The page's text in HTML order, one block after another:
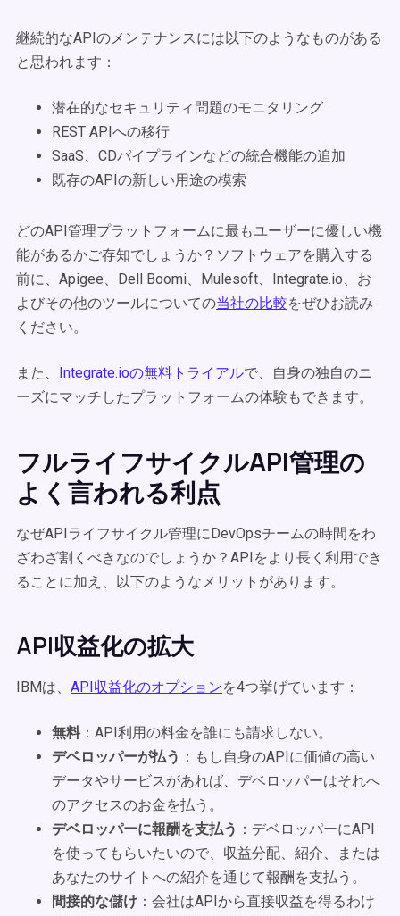
継続的なAPIのメンテナンスには以下のようなものがある
と思われます：
潜在的なセキュリティ問題のモニタリング
REST APIへの移行
SaaS、CDパイプラインなどの統合機能の追加
既存のAPIの新しい用途の模索
どのAPI管理プラットフォームに最もユーザーに優しい機
能があるかご存知でしょうか？ソフトウェアを購入する
前に、Apigee、Dell Boomi、Mulesoft、Integrate.io、お
よびその他のツールについての当社の比較をぜひお読み
ください。
また、 Integrate.ioの無料トライアルで、自身の独自のニ
ーズにマッチしたプラットフォームの体験もできます。
フルライフサイクルAPI管理の
よく言われる利点
なぜAPIライフサイクル管理にDevOpsチームの時間をわ
ざわざ割くべきなのでしょうか？APIをより長く利用でき
ることに加え、以下のようなメリットがあります。
API収益化の拡大
IBMは、 API収益化のオプションを4つ挙げています：
無料：API利用の料金を誰にも請求しない。
デベロッパーが払う ：もし自身のAPIに価値の高い
データやサービスがあれば、デベロッパーはそれへ
のアクセスのお金を払う。
デベロッパーに報酬を支払う ：デベロッパーにAPI
を使ってもらいたいので、収益分配、紹介、または
あなたのサイトへの紹介を通じて報酬を支払う。
間接的な儲け ：会社はAPIから直接収益を得るわけ